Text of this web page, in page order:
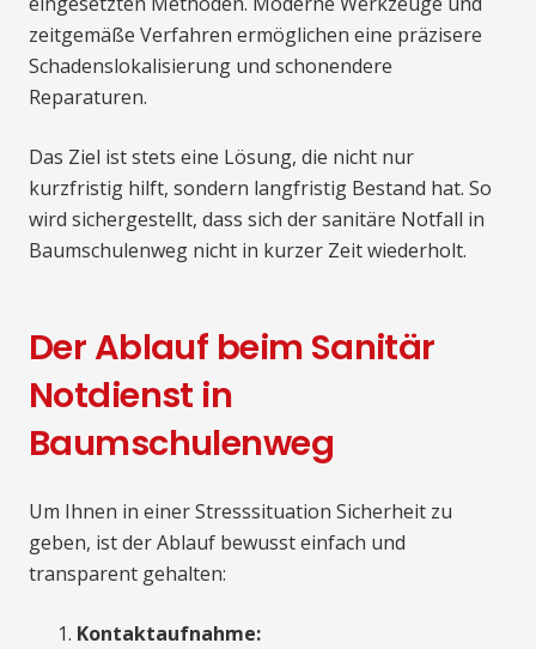
zeitgemäße Verfahren ermöglichen eine präzisere
Schadenslokalisierung und schonendere
Reparaturen.
Das Ziel ist stets eine Lösung, die nicht nur
kurzfristig hilft, sondern langfristig Bestand hat. So
wird sichergestellt, dass sich der sanitäre Notfall in
Baumschulenweg nicht in kurzer Zeit wiederholt.
Der Ablauf beim Sanitär
Notdienst in
Baumschulenweg
Um Ihnen in einer Stresssituation Sicherheit zu
geben, ist der Ablauf bewusst einfach und
transparent gehalten:
Kontaktaufnahme: